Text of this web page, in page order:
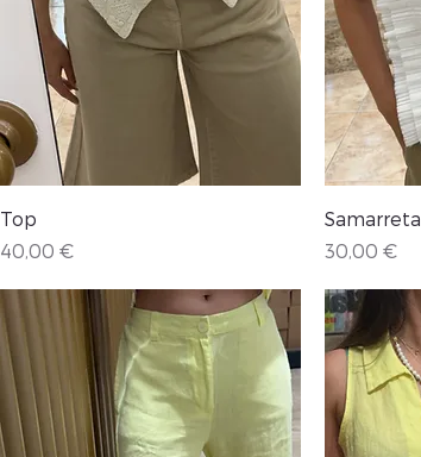
Top
Precio
40,00 €
Samarreta
Precio
30,00 €